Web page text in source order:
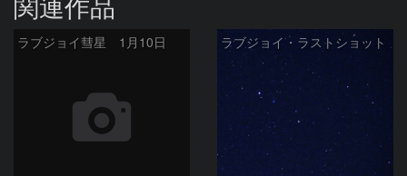
ラブジョイ彗星 1月10日 ラブジョイ・ラストショット